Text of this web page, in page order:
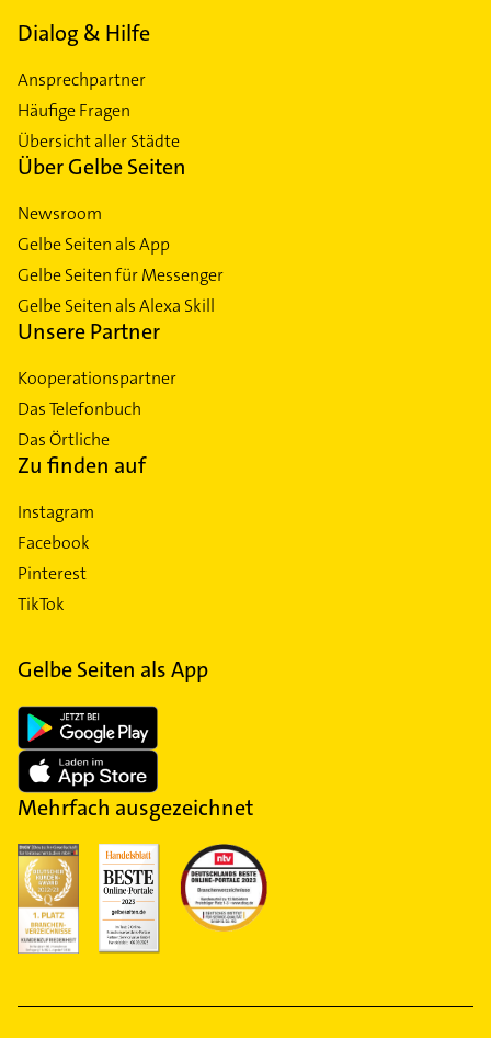
Dialog & Hilfe
Ansprechpartner
Häufige Fragen
Übersicht aller Städte
Über Gelbe Seiten
Newsroom
Gelbe Seiten als App
Gelbe Seiten für Messenger
Gelbe Seiten als Alexa Skill
Unsere Partner
Kooperationspartner
Das Telefonbuch
Das Örtliche
Zu finden auf
Instagram
Facebook
Pinterest
TikTok
Gelbe Seiten als App
Mehrfach ausgezeichnet